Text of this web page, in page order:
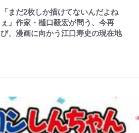
「まだ2枚しか描けてないんだよね
ぇ」作家・樋口毅宏が問う、今再
び、漫画に向かう江口寿史の現在地
公式-最強宮廷指南役のおっさん、
追放された僻地で無双する~幻とな
った種族の美少女たちを育てて辺境
増」130㎏ボディに驚きと心配 過
去の「めちゃ美人」写真も再び
藤原紀香が23年間続けるボランテ
ィア活動の原動力は…「偽善者だ」
との声も跳ね返す“誰かの役に立ち
る「季節の虫」の探し方 vol.21】
アユは「怒らせて掛ける」魚だっ
著
手は【Jリーグ開幕｢初めての秋春
制｣の大激論】(4)